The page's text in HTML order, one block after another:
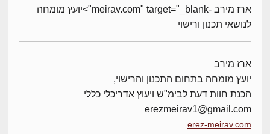
ארז מירב -meirav.com" target="_blank">יועץ מומחה
לנושאי תכנון ורישוי
ארז מירב
יועץ מומחה בתחום התכנון והרישוי,
הכנת חוות דעת לבימ"ש ויעוץ אדריכלי כללי
erezmeirav1@gmail.com
erez-meirav.com